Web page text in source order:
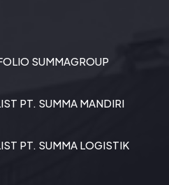
SUMMAGROUP
PT. SUMMA MANDIRI
PT. SUMMA LOGISTIK